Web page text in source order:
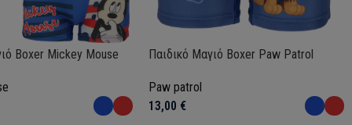
Boxer Mickey Mouse Παιδικό Μαγιό Boxer Paw Patrol
Paw patrol
13,00 €